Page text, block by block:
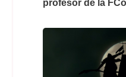
profesor de la